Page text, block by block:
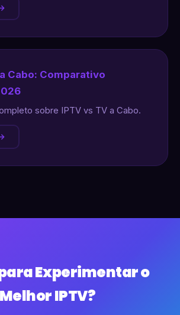
Cabo: Comparativo
sobre IPTV vs TV a Cabo.
Experimentar o
Melhor IPTV?